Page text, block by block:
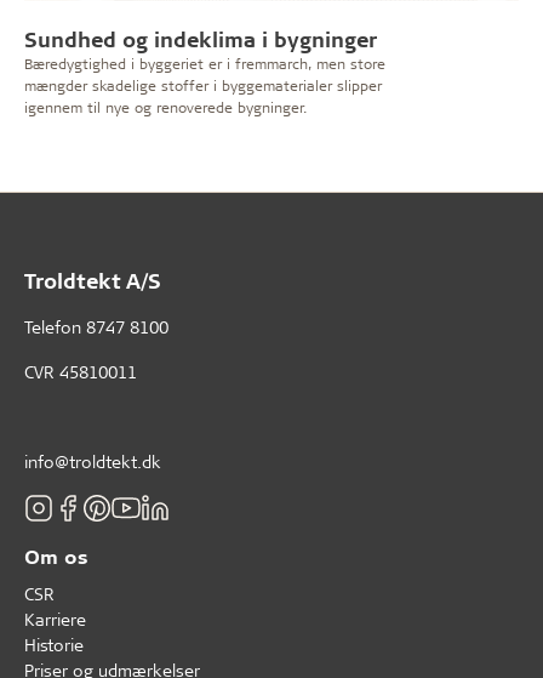
Sundhed og indeklima i bygninger
Bæredygtighed i byggeriet er i fremmarch, men store
mængder skadelige stoffer i byggematerialer slipper
igennem til nye og renoverede bygninger.
Troldtekt A/S
Telefon 8747 8100
CVR 45810011
info@troldtekt.dk
Om os
CSR
Karriere
Historie
Priser og udmærkelser